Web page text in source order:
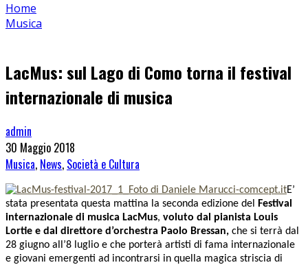
Home
Musica
LacMus: sul Lago di Como torna il festival
internazionale di musica
admin
30 Maggio 2018
Musica, News, Società e Cultura
E’
stata presentata questa mattina la seconda edizione del
Festival
internazionale di musica LacMus, voluto dal pianista Louis
Lortie e dal direttore d’orchestra Paolo Bressan, che si terrà dal
28 giugno all’8 luglio e che porterà artisti di fama internazionale
e giovani emergenti ad incontrarsi in quella magica striscia di